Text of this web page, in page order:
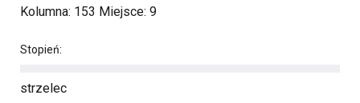
Kolumna: 153 Miejsce: 9
Stopień:
strzelec